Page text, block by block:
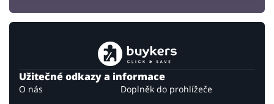
Užitečné odkazy a informace
O nás
Doplněk do prohlížeče